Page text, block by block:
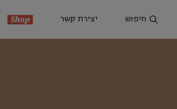
חיפוש יצירת קשר Shop